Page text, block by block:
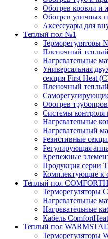
Обогрев кровли и
Обогрев уличных
Аксессуары для
Теплый пол №1
Терморегуляторы
Пленочный
Нагревательные
Универсальная
секция First Heat
Пленочный
Обогрев
Системы контроля
Нагревательные
Нагревательный
Резистивные
Регулирующая
Крепежные
Продукция серии
Комплектующие к
Теплый пол
Терморегуляторы
Нагревательные
Нагревательные
Кабель
Теплый пол
Терморегуляторы